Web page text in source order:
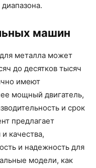
машин
металла может
до десятков тысяч
имеют
мощный двигатель,
и срок
предлагает
качества,
и надежность для
модели, как